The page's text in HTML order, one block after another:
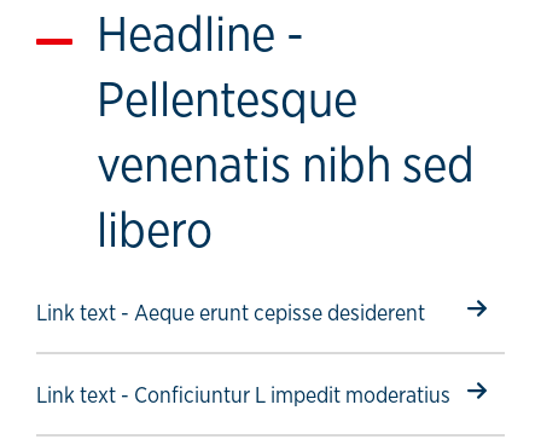
Headline -
Pellentesque
venenatis nibh sed
libero
Link text - Aeque erunt cepisse desiderent
Select to follow link
Link text - Conficiuntur L impedit moderatius
Select to follow link